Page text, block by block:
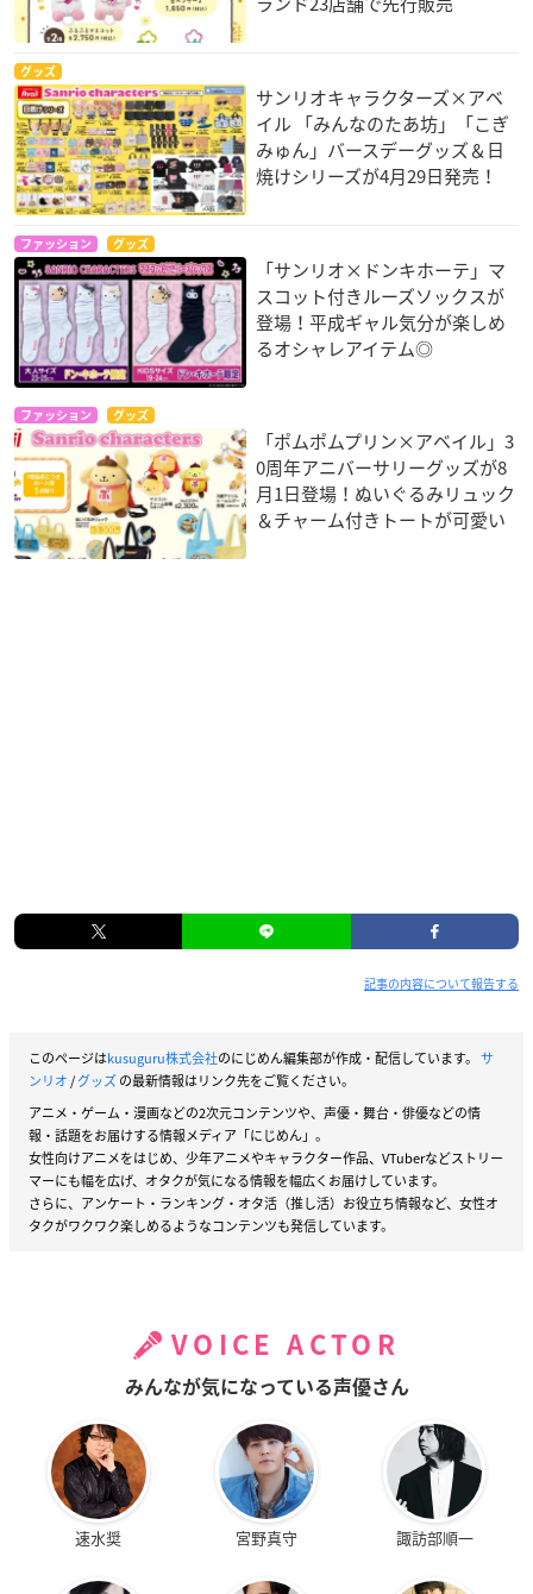
グッズ
サンリオキャラクターズ×アベ
イル 「みんなのたあ坊」「こぎ
みゅん」バースデーグッズ＆日
焼けシリーズが4月29日発売！
ファッション グッズ
「サンリオ×ドンキホーテ」マ
スコット付きルーズソックスが
登場！平成ギャル気分が楽しめ
るオシャレアイテム◎
ファッション グッズ
「ポムポムプリン×アベイル」3
0周年アニバーサリーグッズが8
月1日登場！ぬいぐるみリュック
＆チャーム付きトートが可愛い
記事の内容について報告する
このページはkusuguru株式会社のにじめん編集部が作成・配信しています。 サ
ンリオ/グッズの最新情報はリンク先をご覧ください。
アニメ・ゲーム・漫画などの2次元コンテンツや、声優・舞台・俳優などの情
報・話題をお届けする情報メディア「にじめん」。
女性向けアニメをはじめ、少年アニメやキャラクター作品、VTuberなどストリー
マーにも幅を広げ、オタクが気になる情報を幅広くお届けしています。
さらに、アンケート・ランキング・オタ活（推し活）お役立ち情報など、女性オ
タクがワクワク楽しめるようなコンテンツも発信しています。
VOICE ACTOR
みんなが気になっている声優さん
速水奨 宮野真守 諏訪部順一